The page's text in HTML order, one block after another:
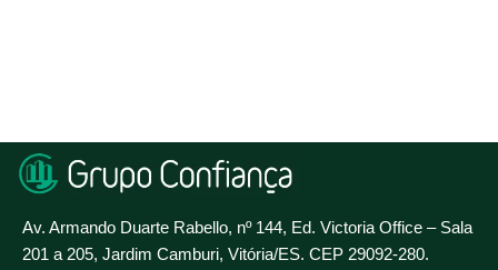
Av. Armando Duarte Rabello, nº 144, Ed. Victoria Office – Sala
201 a 205, Jardim Camburi, Vitória/ES. CEP 29092-280.